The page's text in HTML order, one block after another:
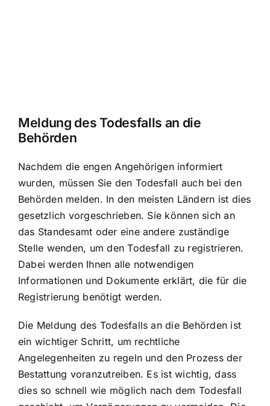
Meldung des Todesfalls an die
Behörden
Nachdem die engen Angehörigen informiert
wurden, müssen Sie den Todesfall auch bei den
Behörden melden. In den meisten Ländern ist dies
gesetzlich vorgeschrieben. Sie können sich an
das Standesamt oder eine andere zuständige
Stelle wenden, um den Todesfall zu registrieren.
Dabei werden Ihnen alle notwendigen
Informationen und Dokumente erklärt, die für die
Registrierung benötigt werden.
Die Meldung des Todesfalls an die Behörden ist
ein wichtiger Schritt, um rechtliche
Angelegenheiten zu regeln und den Prozess der
Bestattung voranzutreiben. Es ist wichtig, dass
dies so schnell wie möglich nach dem Todesfall